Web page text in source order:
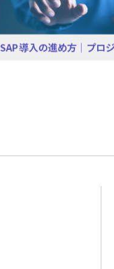
SAP導入の進め方｜プロ